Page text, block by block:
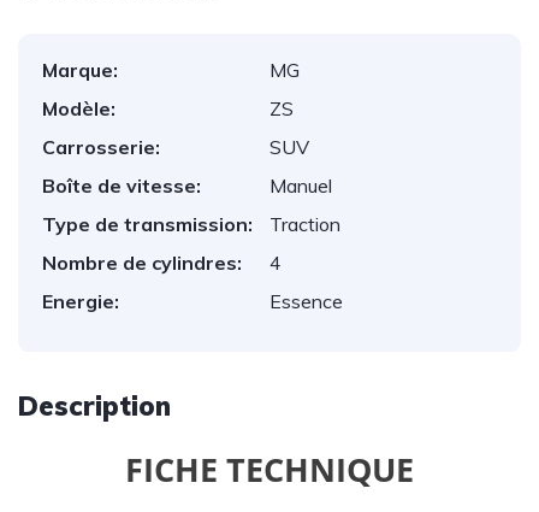
Marque:
MG
Modèle:
ZS
Carrosserie:
SUV
Boîte de vitesse:
Manuel
Type de transmission:
Traction
Nombre de cylindres:
4
Energie:
Essence
Description
FICHE TECHNIQUE